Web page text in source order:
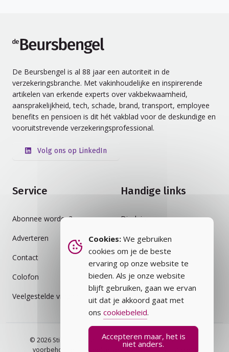
De Beursbengel is al 88 jaar een autoriteit in de
verzekeringsbranche. Met vakinhoudelijke en inspirerende
artikelen van erkende experts over vakbekwaamheid,
aansprakelijkheid, tech, schade, brand, transport, employee
benefits en pensioen is dit hét vakblad voor de deskundige en
vooruitstrevende verzekeringsprofessional.
Volg ons op LinkedIn
Service
Abonnee worden?
Adverteren
Contact
Colofon
Veelgestelde vragen
Handige links
Disclaimer
Auteursrecht
Cookiebeleid
Privacybeleid
Vakblad
© 2026 Stichting Assurantie Registratie (SAR) - alle rechten
voorbehouden.
Veelgestelde vragen Privacybeleid
Cookies: We gebruiken
cookies om je de beste
ervaring op onze website te
bieden. Als je onze website
blijft gebruiken, gaan we ervan
uit dat je akkoord gaat met
ons cookiebeleid.
Accepteren maar, het is
niet anders.